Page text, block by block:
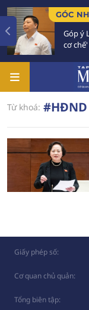
GÓC
Góp ý
cơ
Từ khoá: #HĐND
Giấy phép số:
Cơ quan chủ quản:
Tổng biên tập: